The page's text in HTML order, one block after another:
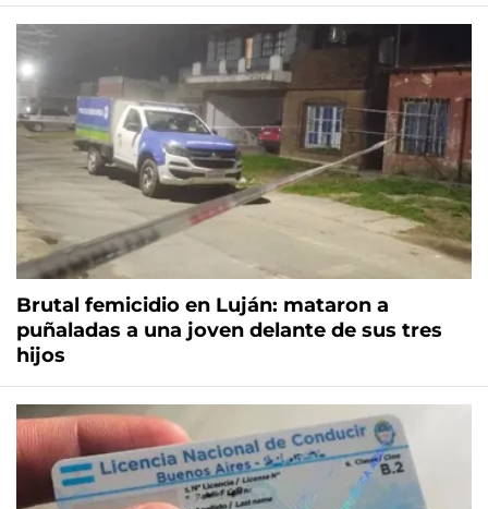
Brutal femicidio en Luján: mataron a
puñaladas a una joven delante de sus tres
hijos